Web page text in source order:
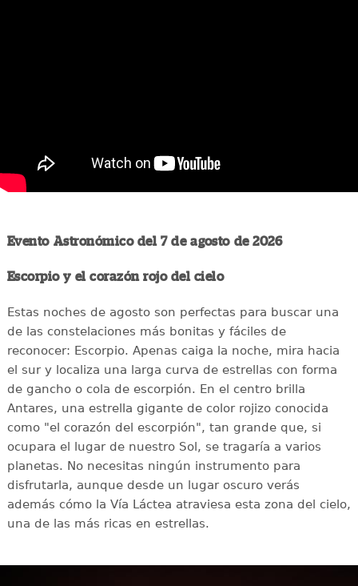
Evento Astronómico del 7 de agosto de 2026
Escorpio y el corazón rojo del cielo
Estas noches de agosto son perfectas para buscar una
de las constelaciones más bonitas y fáciles de
reconocer: Escorpio. Apenas caiga la noche, mira hacia
el sur y localiza una larga curva de estrellas con forma
de gancho o cola de escorpión. En el centro brilla
Antares, una estrella gigante de color rojizo conocida
como "el corazón del escorpión", tan grande que, si
ocupara el lugar de nuestro Sol, se tragaría a varios
planetas. No necesitas ningún instrumento para
disfrutarla, aunque desde un lugar oscuro verás
además cómo la Vía Láctea atraviesa esta zona del cielo,
una de las más ricas en estrellas.